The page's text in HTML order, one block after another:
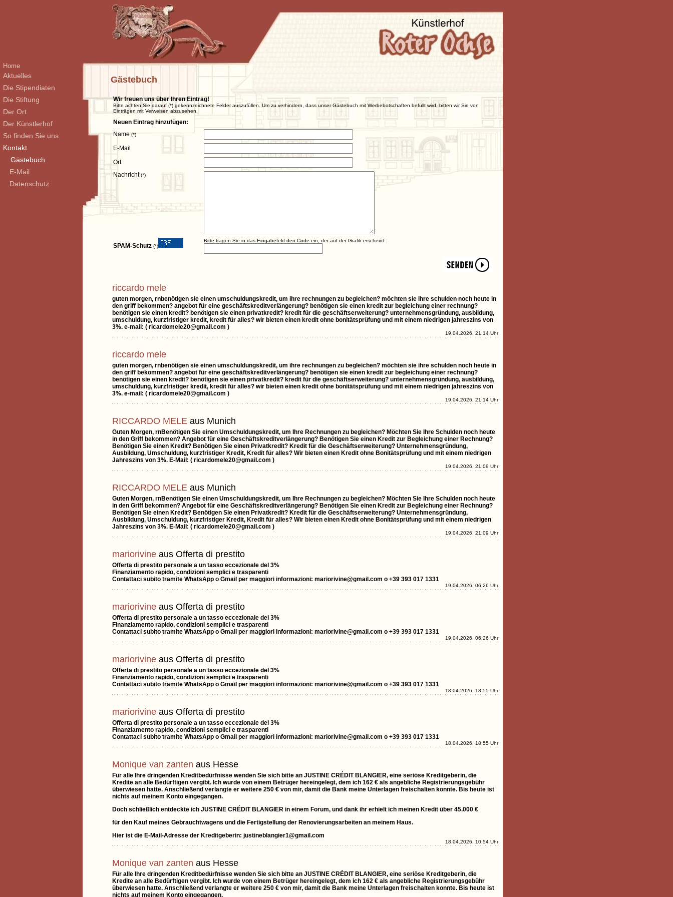
Home
Aktuelles
Die Stipendiaten
Die Stiftung
Der Ort
Der Künstlerhof
So finden Sie uns
Kontakt
Gästebuch
E-Mail
Datenschutz
Gästebuch
Wir freuen uns über Ihren Eintrag!
Bitte achten Sie darauf (*) gekennzeichnete Felder auszufüllen. Um zu verhindern, dass unser Gästebuch mit Werbebotschaften befüllt wird, bitten wir Sie von
Einträgen mit Verweisen abzusehen.
Neuen Eintrag hinzufügen:
Name (*)
E-Mail
Ort
Nachricht(*)
SPAM-Schutz (*)
Bitte tragen Sie in das Eingabefeld den Code ein, der auf der Grafik erscheint:
riccardo mele
guten morgen, rnbenötigen sie einen umschuldungskredit, um ihre rechnungen zu begleichen? möchten sie ihre schulden noch heute in
den griff bekommen? angebot für eine geschäftskreditverlängerung? benötigen sie einen kredit zur begleichung einer rechnung?
benötigen sie einen kredit? benötigen sie einen privatkredit? kredit für die geschäftserweiterung? unternehmensgründung, ausbildung,
umschuldung, kurzfristiger kredit, kredit für alles? wir bieten einen kredit ohne bonitätsprüfung und mit einem niedrigen jahreszins von
3%. e-mail: ( ricardomele20@gmail.com )
19.04.2026, 21:14 Uhr
riccardo mele
guten morgen, rnbenötigen sie einen umschuldungskredit, um ihre rechnungen zu begleichen? möchten sie ihre schulden noch heute in
den griff bekommen? angebot für eine geschäftskreditverlängerung? benötigen sie einen kredit zur begleichung einer rechnung?
benötigen sie einen kredit? benötigen sie einen privatkredit? kredit für die geschäftserweiterung? unternehmensgründung, ausbildung,
umschuldung, kurzfristiger kredit, kredit für alles? wir bieten einen kredit ohne bonitätsprüfung und mit einem niedrigen jahreszins von
3%. e-mail: ( ricardomele20@gmail.com )
19.04.2026, 21:14 Uhr
RICCARDO MELE aus Munich
Guten Morgen, rnBenötigen Sie einen Umschuldungskredit, um Ihre Rechnungen zu begleichen? Möchten Sie Ihre Schulden noch heute
in den Griff bekommen? Angebot für eine Geschäftskreditverlängerung? Benötigen Sie einen Kredit zur Begleichung einer Rechnung?
Benötigen Sie einen Kredit? Benötigen Sie einen Privatkredit? Kredit für die Geschäftserweiterung? Unternehmensgründung,
Ausbildung, Umschuldung, kurzfristiger Kredit, Kredit für alles? Wir bieten einen Kredit ohne Bonitätsprüfung und mit einem niedrigen
Jahreszins von 3%. E-Mail: ( ricardomele20@gmail.com )
19.04.2026, 21:09 Uhr
RICCARDO MELE aus Munich
Guten Morgen, rnBenötigen Sie einen Umschuldungskredit, um Ihre Rechnungen zu begleichen? Möchten Sie Ihre Schulden noch heute
in den Griff bekommen? Angebot für eine Geschäftskreditverlängerung? Benötigen Sie einen Kredit zur Begleichung einer Rechnung?
Benötigen Sie einen Kredit? Benötigen Sie einen Privatkredit? Kredit für die Geschäftserweiterung? Unternehmensgründung,
Ausbildung, Umschuldung, kurzfristiger Kredit, Kredit für alles? Wir bieten einen Kredit ohne Bonitätsprüfung und mit einem niedrigen
Jahreszins von 3%. E-Mail: ( ricardomele20@gmail.com )
19.04.2026, 21:09 Uhr
mariorivine aus Offerta di prestito
Offerta di prestito personale a un tasso eccezionale del 3%
Finanziamento rapido, condizioni semplici e trasparenti
Contattaci subito tramite WhatsApp o Gmail per maggiori informazioni: mariorivine@gmail.com o +39 393 017 1331
19.04.2026, 06:26 Uhr
mariorivine aus Offerta di prestito
Offerta di prestito personale a un tasso eccezionale del 3%
Finanziamento rapido, condizioni semplici e trasparenti
Contattaci subito tramite WhatsApp o Gmail per maggiori informazioni: mariorivine@gmail.com o +39 393 017 1331
19.04.2026, 06:26 Uhr
mariorivine aus Offerta di prestito
Offerta di prestito personale a un tasso eccezionale del 3%
Finanziamento rapido, condizioni semplici e trasparenti
Contattaci subito tramite WhatsApp o Gmail per maggiori informazioni: mariorivine@gmail.com o +39 393 017 1331
18.04.2026, 18:55 Uhr
mariorivine aus Offerta di prestito
Offerta di prestito personale a un tasso eccezionale del 3%
Finanziamento rapido, condizioni semplici e trasparenti
Contattaci subito tramite WhatsApp o Gmail per maggiori informazioni: mariorivine@gmail.com o +39 393 017 1331
18.04.2026, 18:55 Uhr
Monique van zanten aus Hesse
Für alle Ihre dringenden Kreditbedürfnisse wenden Sie sich bitte an JUSTINE CRÉDIT BLANGIER, eine seriöse Kreditgeberin, die
Kredite an alle Bedürftigen vergibt. Ich wurde von einem Betrüger hereingelegt, dem ich 162 € als angebliche Registrierungsgebühr
überwiesen hatte. Anschließend verlangte er weitere 250 € von mir, damit die Bank meine Unterlagen freischalten konnte. Bis heute ist
nichts auf meinem Konto eingegangen.
Doch schließlich entdeckte ich JUSTINE CRÉDIT BLANGIER in einem Forum, und dank ihr erhielt ich meinen Kredit über 45.000 €
für den Kauf meines Gebrauchtwagens und die Fertigstellung der Renovierungsarbeiten an meinem Haus.
Hier ist die E-Mail-Adresse der Kreditgeberin: justineblangier1@gmail.com
18.04.2026, 10:54 Uhr
Monique van zanten aus Hesse
Für alle Ihre dringenden Kreditbedürfnisse wenden Sie sich bitte an JUSTINE CRÉDIT BLANGIER, eine seriöse Kreditgeberin, die
Kredite an alle Bedürftigen vergibt. Ich wurde von einem Betrüger hereingelegt, dem ich 162 € als angebliche Registrierungsgebühr
überwiesen hatte. Anschließend verlangte er weitere 250 € von mir, damit die Bank meine Unterlagen freischalten konnte. Bis heute ist
nichts auf meinem Konto eingegangen.